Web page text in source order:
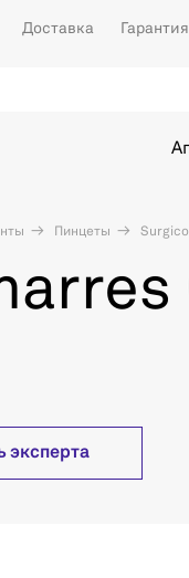
Доставка Гарантия
Пинцеты
эксперта